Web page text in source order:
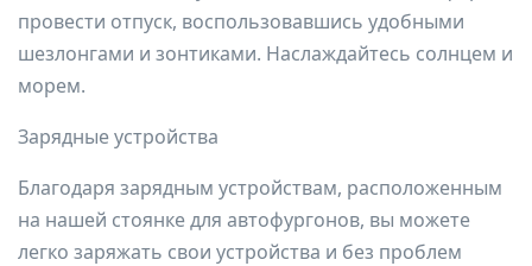
провести отпуск, воспользовавшись удобными
шезлонгами и зонтиками. Наслаждайтесь солнцем и
морем.
Зарядные устройства
Благодаря зарядным устройствам, расположенным
на нашей стоянке для автофургонов, вы можете
легко заряжать свои устройства и без проблем